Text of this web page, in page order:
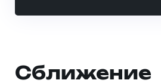
Сближение